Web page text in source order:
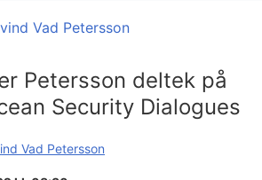
Vad Petersson
Petersson deltek på
Security Dialogues
Vad Petersson